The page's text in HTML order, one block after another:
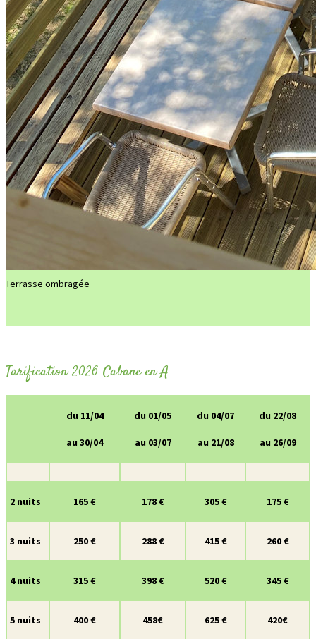
Terrasse ombragée
Tarification 2026 Cabane en A
du 11/04
au 30/04
du 01/05
au 03/07
du 04/07
au 21/08
du 22/08
au 26/09
2 nuits 165 € 178 € 305 € 175 €
3 nuits 250 € 288 € 415 € 260 €
4 nuits 315 € 398 € 520 € 345 €
5 nuits 400 € 458€ 625 € 420€